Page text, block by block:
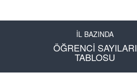
İL BAZINDA
ÖĞRENCİ SAYILARI
TABLOSU